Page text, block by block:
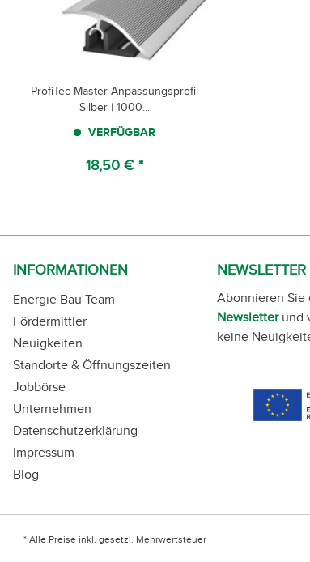
ProfiTec Master-Anpassungsprofil
Silber | 1000...
VERFÜGBAR
18,50 € *
INFORMATIONEN
Energie Bau Team
Fördermittler
Neuigkeiten
Standorte & Öffnungszeiten
Jobbörse
Unternehmen
Datenschutzerklärung
Impressum
Blog
NEWSLETTER
Abonnieren Sie
Newsletterund
keine
* Alle Preise inkl. gesetzl. Mehrwertsteuer